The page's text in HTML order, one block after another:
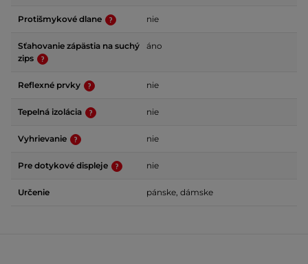
Protišmykové dlane nie
Sťahovanie zápästia na suchý
zips
áno
Reflexné prvky nie
Tepelná izolácia nie
Vyhrievanie nie
Pre dotykové displeje nie
Určenie pánske, dámske